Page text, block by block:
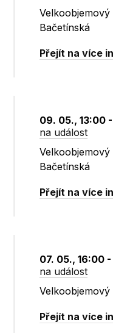
Bačetínská
Přejít na více
09. 05., 13:00
na událost
Bačetínská
Přejít na více
07. 05., 16:00
na událost
Přejít na více